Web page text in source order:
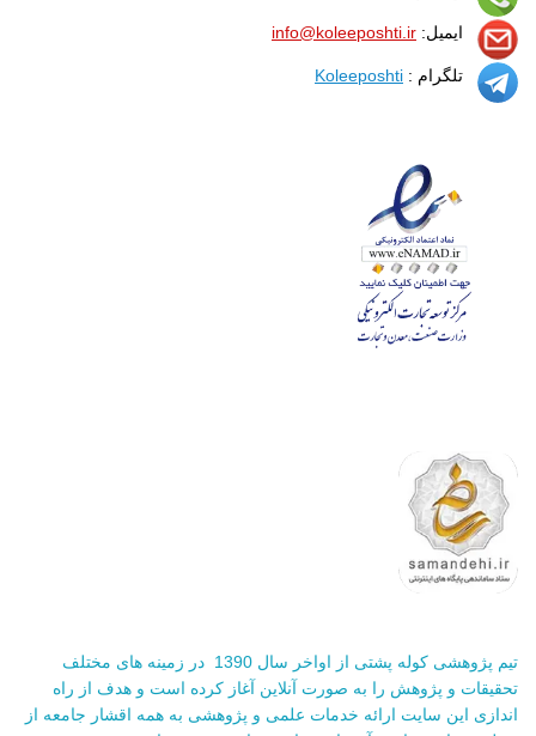
ایمیل: info@koleeposhti.ir
تلگرام : Koleeposhti
تیم پژوهشی کوله پشتی از اواخر سال 1390 در زمینه های مختلف
تحقیقات و پژوهش را به صورت آنلاین آغاز کرده است و هدف از راه
اندازی این سایت ارائه خدمات علمی و پژوهشی به همه اقشار جامعه از